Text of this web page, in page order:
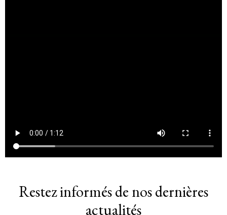
Restez informés de nos dernières
actualités